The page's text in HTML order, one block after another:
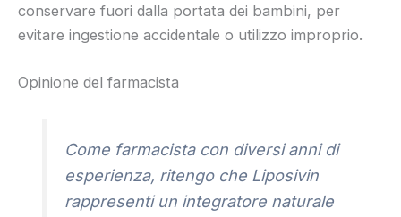
conservare fuori dalla portata dei bambini, per
evitare ingestione accidentale o utilizzo improprio.
Opinione del farmacista
Come farmacista con diversi anni di
esperienza, ritengo che Liposivin
rappresenti un integratore naturale